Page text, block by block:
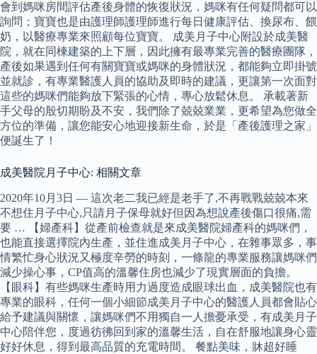
會到媽咪房間評估產後身體的恢復狀況，媽咪有任何疑問都可以
詢問；寶寶也是由護理師護理師進行每日健康評估、換尿布、餵
奶，以醫療專業來照顧每位寶寶。 成美月子中心附設於成美醫
院，就在同棟建築的上下層，因此擁有最專業完善的醫療團隊，
產後如果遇到任何有關寶寶或媽咪的身體狀況，都能夠立即掛號
並就診，有專業醫護人員的協助及即時的建議，更讓第一次面對
這些的媽咪們能夠放下緊張的心情，專心放鬆休息。 承載著新
手父母的殷切期盼及不安，我們除了兢兢業業，更希望為您做全
方位的準備，讓您能安心地迎接新生命，於是「產後護理之家」
便誕生了！
成美醫院月子中心: 相關文章
2020年10月3日 — 這次老二我已經是老手了,不再戰戰兢兢本來
不想住月子中心,只請月子保母就好但因為想說產後傷口很痛,需
要 … 【婦產科】從產前檢查就是來成美醫院婦產科的媽咪們，
也能直接選擇院內生產，並住進成美月子中心，在雜事眾多，事
情繁忙身心狀況又極度辛勞的時刻，一條龍的專業服務讓媽咪們
減少操心事，CP值高的溫馨住房也減少了現實層面的負擔。
【眼科】有些媽咪生產時用力過度造成眼球出血，成美醫院也有
專業的眼科，任何一個小細節成美月子中心的醫護人員都會貼心
給予建議與關懷，讓媽咪們不用獨自一人擔憂承受，有成美月子
中心陪伴您，度過彷彿回到家的溫馨生活，自在舒服地讓身心靈
好好休息，得到最高品質的充電時間。 餐點美味，牀超好睡